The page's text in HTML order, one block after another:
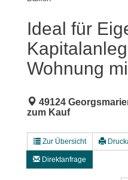
Ideal für
Wohnung
49124
zum Kauf
Zur Übersicht
Direktanfrage